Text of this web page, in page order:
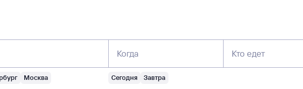
Москва
Когда
Сегодня Завтра
Кто едет